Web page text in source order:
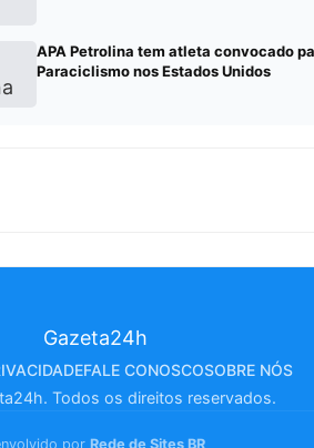
APA Petrolina tem atleta convocado
Paraciclismo nos Estados Unidos
FALE CONOSCOSOBRE NÓS
Todos os direitos reservados.
por Rede de Sites BR